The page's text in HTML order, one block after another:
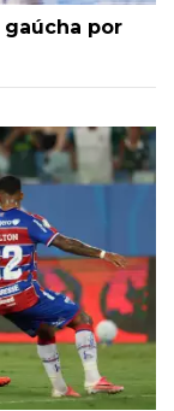
por